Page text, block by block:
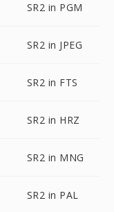
SR2 in PGM
SR2 in JPEG
SR2 in FTS
SR2 in HRZ
SR2 in MNG
SR2 in PAL